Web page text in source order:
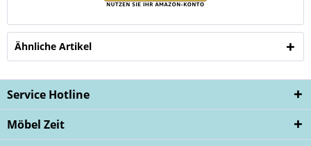
Ähnliche Artikel
Service Hotline
Möbel Zeit